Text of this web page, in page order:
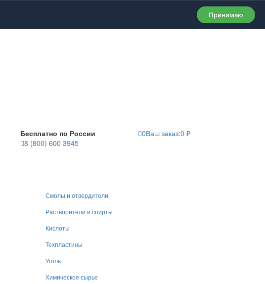
Принимаю
Бесплатно по России
8 (800) 600 3945
0Ваш заказ:0 ₽
Смолы и отвердители
Растворители и спирты
Кислоты
Техпластины
Уголь
Химическое сырье